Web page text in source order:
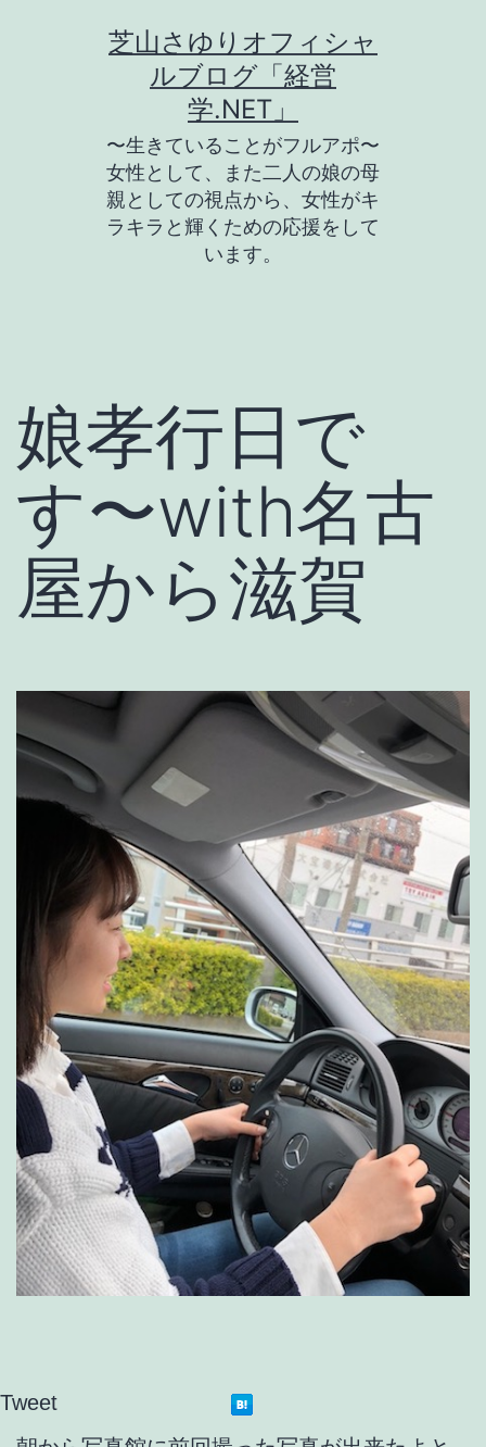
芝山さゆりオフィシャ
ルブログ「経営
学.NET」
〜生きていることがフルアポ〜
女性として、また二人の娘の母
親としての視点から、女性がキ
ラキラと輝くための応援をして
います。
娘孝行日で
す〜with名古
屋から滋賀
Tweet